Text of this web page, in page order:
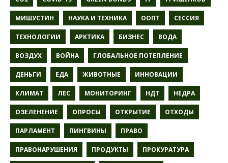
МИШУСТИН НАУКА И ТЕХНИКА ООПТ СЕССИЯ
ТЕХНОЛОГИИ АРКТИКА БИЗНЕС ВОДА
ВОЗДУХ ВОЙНА ГЛОБАЛЬНОЕ ПОТЕПЛЕНИЕ
ДЕНЬГИ ЕДА ЖИВОТНЫЕ ИННОВАЦИИ
КЛИМАТ ЛЕС МОНИТОРИНГ НДТ НЕДРА
ОЗЕЛЕНЕНИЕ ОПРОСЫ ОТКРЫТИЕ ОТХОДЫ
ПАРЛАМЕНТ ПИНГВИНЫ ПРАВО
ПРАВОНАРУШЕНИЯ ПРОДУКТЫ ПРОКУРАТУРА